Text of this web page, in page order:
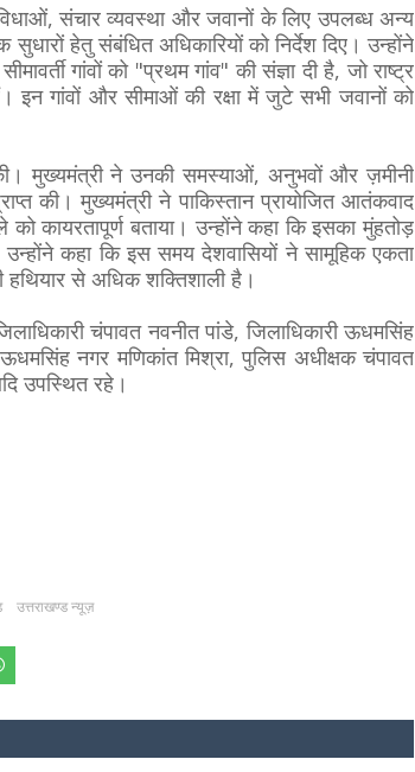
संचार व्यवस्था और जवानों के लिए उपलब्ध अन्य
हेतु संबंधित अधिकारियों को निर्देश दिए। उन्होंने
गांवों को "प्रथम गांव" की संज्ञा दी है, जो राष्ट्र
गांवों और सीमाओं की रक्षा में जुटे सभी जवानों को
की। मुख्यमंत्री ने उनकी समस्याओं, अनुभवों और ज़मीनी
की। मुख्यमंत्री ने पाकिस्तान प्रायोजित आतंकवाद
कायरतापूर्ण बताया। उन्होंने कहा कि इसका मुंहतोड़
उन्होंने कहा कि इस समय देशवासियों ने सामूहिक एकता
हथियार से अधिक शक्तिशाली है।
चंपावत नवनीत पांडे, जिलाधिकारी ऊधमसिंह
ऊधमसिंह नगर मणिकांत मिश्रा, पुलिस अधीक्षक चंपावत
उपस्थित रहे।
उत्तराखण्ड न्यूज़